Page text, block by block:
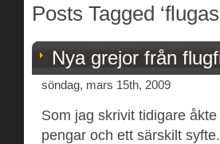
Posts Tagged
Nya grejor från
söndag, mars 15th, 2009
Som jag skrivit tidigare
pengar och ett särskilt